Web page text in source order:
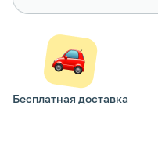
Бесплатная доставка